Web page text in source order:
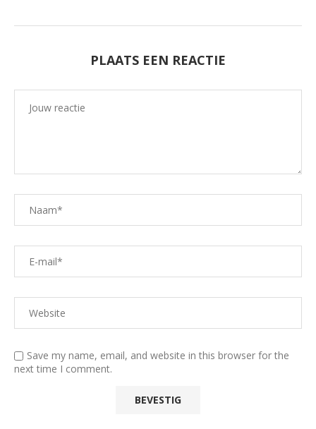
PLAATS EEN REACTIE
Save my name, email, and website in this browser for the
next time I comment.